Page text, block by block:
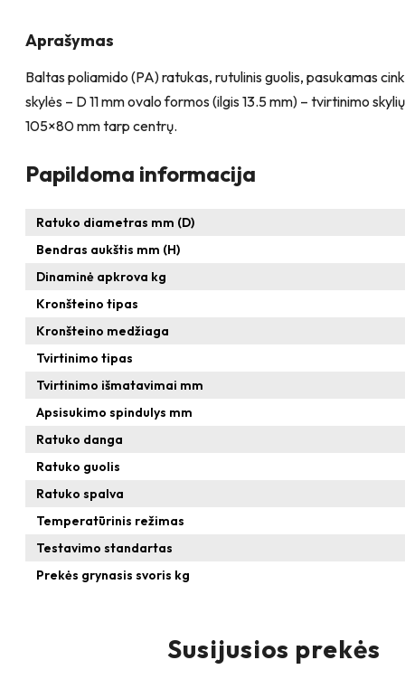
Aprašymas
Baltas poliamido (PA) ratukas, rutulinis guolis, pasukamas
skylės – D 11 mm ovalo formos (ilgis 13.5 mm) – tvirtinimo
105×80 mm tarp centrų.
Papildoma informacija
Ratuko diametras mm (D)
Bendras aukštis mm (H)
Dinaminė apkrova kg
Kronšteino tipas
Kronšteino medžiaga
Tvirtinimo tipas
Tvirtinimo išmatavimai mm
Apsisukimo spindulys mm
Ratuko danga
Ratuko guolis
Ratuko spalva
Temperatūrinis režimas
Testavimo standartas
Prekės grynasis svoris kg
Susijusios prekės